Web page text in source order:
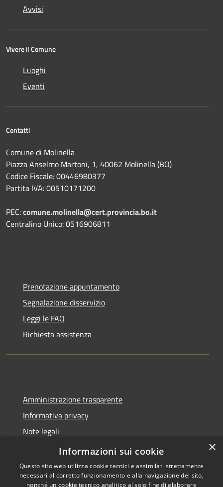
Avvisi
Vivere il Comune
Luoghi
Eventi
Contatti
Comune di Molinella
Piazza Anselmo Martoni, 1, 40062 Molinella (BO)
Codice Fiscale: 00446980377
Partita IVA: 00510171200
PEC:comune.molinella@cert.provincia.bo.it
Centralino Unico: 0516906811
Prenotazione appuntamento
Segnalazione disservizio
Leggi le FAQ
Richiesta assistenza
Amministrazione trasparente
Informativa privacy
Note legali
Dichiarazione di accessibilità
×
Informazioni sui cookie
Questo sito web utilizza cookie tecnici e assimilati strettamente
necessari al corretto funzionamento e alla navigazione del sito,
nonché un cookie tecnico analitico al solo fine di elaborare